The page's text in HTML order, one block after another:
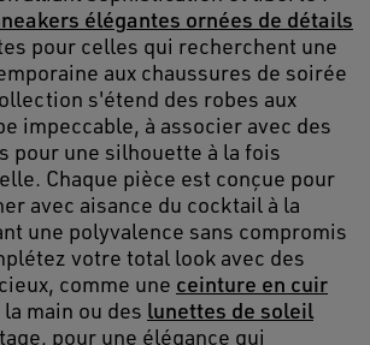
élégantes ornées de détails
pour celles qui recherchent une
aux chaussures de soirée
s'étend des robes aux
impeccable, à associer avec des
pour une silhouette à la fois
Chaque pièce est conçue pour
avec aisance du cocktail à la
une polyvalence sans compromis
votre total look avec des
comme une ceinture en cuir
main ou des lunettes de soleil
pour une élégance qui